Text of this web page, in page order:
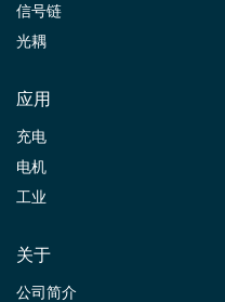
信号链
光耦
应用
充电
电机
工业
关于
公司简介